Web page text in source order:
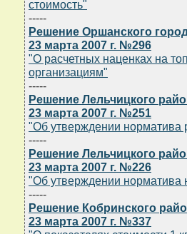
стоимость"
-----
Решение Оршанского
23 марта 2007 г. №296
"О расчетных наценках на
организациям"
-----
Решение Лельчицкого
23 марта 2007 г. №251
"Об утверждении норматива
-----
Решение Лельчицкого
23 марта 2007 г. №226
"Об утверждении норматива
-----
Решение Кобринского
23 марта 2007 г. №337